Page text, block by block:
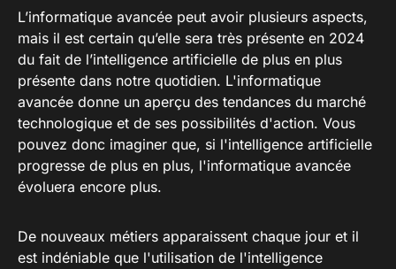
L’informatique avancée peut avoir plusieurs aspects,
mais il est certain qu’elle sera très présente en 2024
du fait de l’intelligence artificielle de plus en plus
présente dans notre quotidien. L'informatique
avancée donne un aperçu des tendances du marché
technologique et de ses possibilités d'action. Vous
pouvez donc imaginer que, si l'intelligence artificielle
progresse de plus en plus, l'informatique avancée
évoluera encore plus.
De nouveaux métiers apparaissent chaque jour et il
est indéniable que l'utilisation de l'intelligence